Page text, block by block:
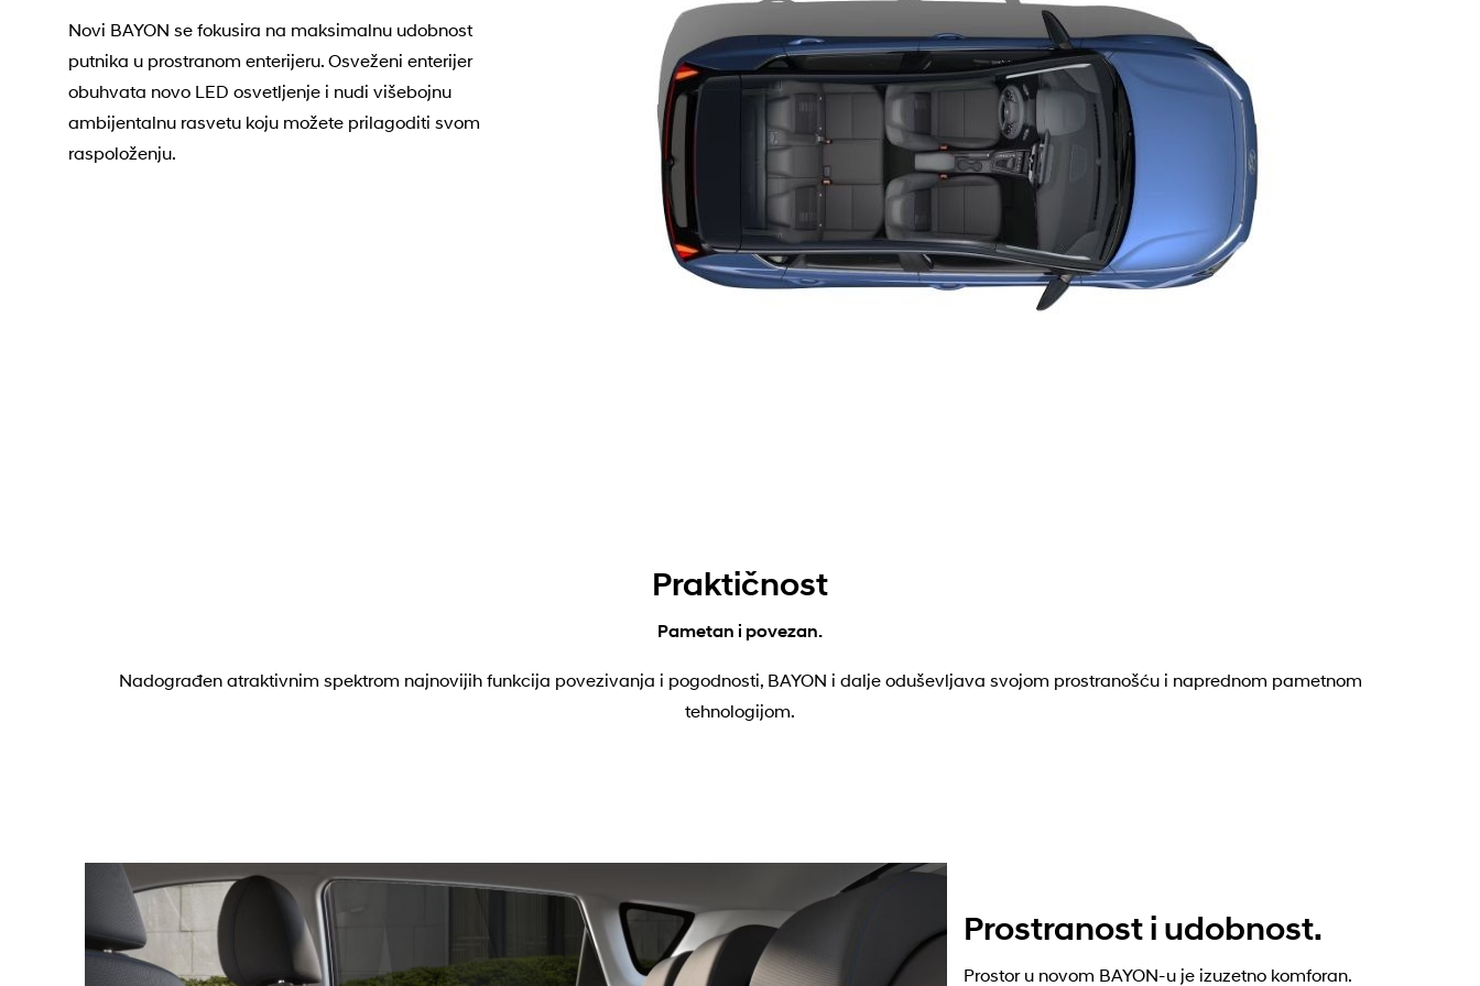
Novi BAYON se fokusira na maksimalnu udobnost
putnika u prostranom enterijeru. Osveženi enterijer
obuhvata novo LED osvetljenje i nudi višebojnu
ambijentalnu rasvetu koju možete prilagoditi svom
raspoloženju.
Praktičnost
Pametan i povezan.
Nadograđen atraktivnim spektrom najnovijih funkcija povezivanja i pogodnosti, BAYON i dalje oduševljava svojom prostranošću i naprednom pametnom
tehnologijom.
Prostranost i udobnost.
Prostor u novom BAYON-u je izuzetno komforan.